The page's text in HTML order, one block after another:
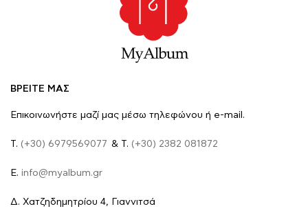
ΒΡΕΙΤΕ ΜΑΣ
Επικοινωνήστε μαζί μας μέσω τηλεφώνου ή e-mail.
Τ. (+30) 6979569077 & Τ. (+30) 2382 081872
E. info@myalbum.gr
Δ. Χατζηδημητρίου 4, Γιαννιτσά